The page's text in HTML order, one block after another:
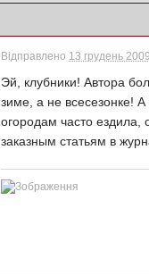
Відправлено 13 грудень
Эй, клубники! Автора
зиме, а не всесезонке!
огородам часто ездила,
заказным статьям в